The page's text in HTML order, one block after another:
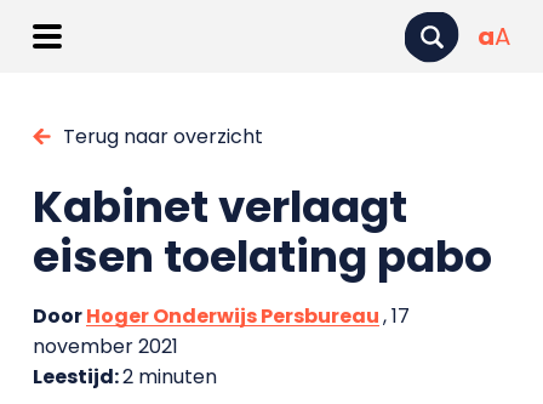
aA
Terug naar overzicht
Kabinet verlaagt
eisen toelating pabo
DoorHoger Onderwijs Persbureau, 17
november 2021
Leestijd:2 minuten